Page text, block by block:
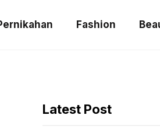
Fashion
Latest Post